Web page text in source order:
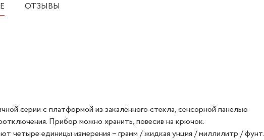
ОТЗЫВЫ
серии с платформой из закалённого стекла, сенсорной панелью
Прибор можно хранить, повесив на крючок.
четыре единицы измерения – грамм / жидкая унция / миллилитр / фунт.